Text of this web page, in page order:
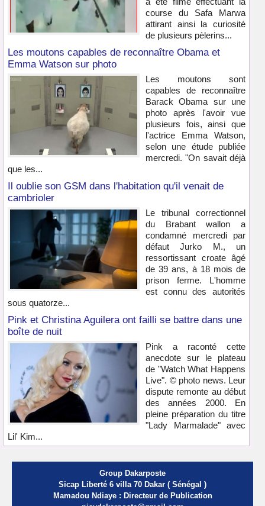
course du Safa Marwa
attirant ainsi la curiosité
de plusieurs pèlerins...
Les moutons capables de reconnaître Obama et
Emma Watson sur photo
Les moutons sont
capables de reconnaître
Barack Obama sur une
photo après l'avoir vue
plusieurs fois, ainsi que
l'actrice Emma Watson,
selon une étude publiée
mercredi. "On savait déjà
que les...
Il oublie son GSM dans l'habitation qu'il venait de
cambrioler
Le tribunal correctionnel
du Brabant wallon a
condamné mercredi par
défaut Jurko M., un
ressortissant croate âgé
de 39 ans, à 18 mois de
prison ferme. L'homme
est connu des autorités
sous quatorze...
Pink et Christina Aguilera ont failli se battre dans une
boîte de nuit
Pink a raconté cette
anecdote sur le plateau
de "Watch What Happens
Live". © photo news. Leur
dispute remonte au début
des années 2000. En
pleine préparation du titre
"Lady Marmalade" avec
Lil' Kim...
Group Dakarposte
Sicap Liberté 6 villa 70 Dakar ( Sénégal )
Mamadou Ndiaye : Directeur de Publication